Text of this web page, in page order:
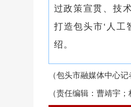
过政策宣贯、技
打造包头市‘人
绍。
（包头市融媒体中心记
（责任编辑：曹靖宇